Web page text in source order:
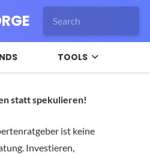
TOOLS
statt spekulieren!
ist keine
Investieren,